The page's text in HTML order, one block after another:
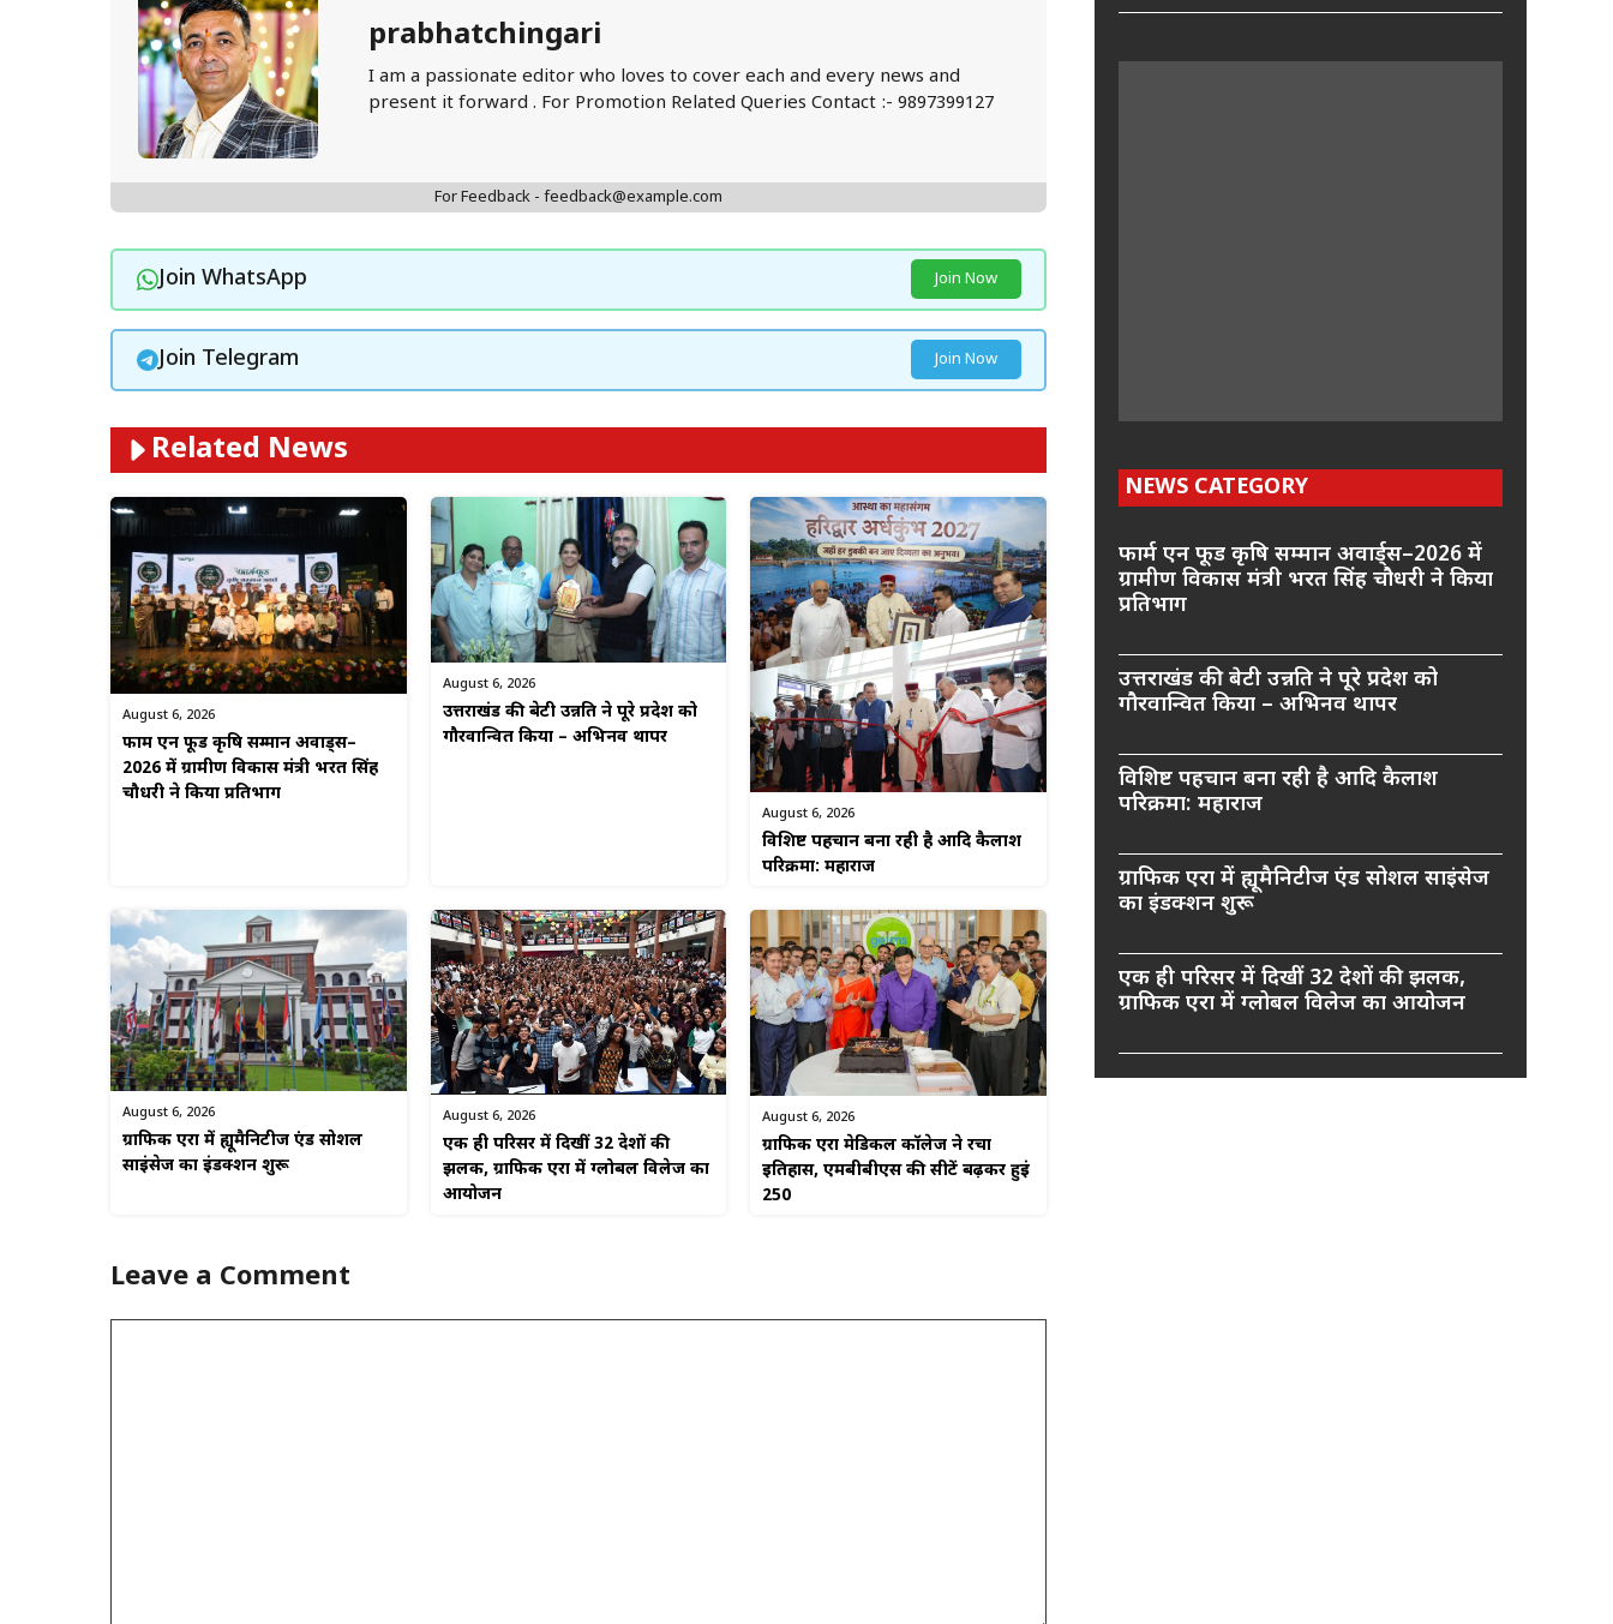
prabhatchingari
I am a passionate editor who loves to cover each and every news and
present it forward . For Promotion Related Queries Contact :- 9897399127
For Feedback - feedback@example.com
Join WhatsApp Join Now
Join Telegram Join Now
Related News
August 6, 2026
फार्म एन फूड कृषि सम्मान अवार्ड्स–
2026 में ग्रामीण विकास मंत्री भरत सिंह
चौधरी ने किया प्रतिभाग
August 6, 2026
उत्तराखंड की बेटी उन्नति ने पूरे प्रदेश को
गौरवान्वित किया – अभिनव थापर
August 6, 2026
विशिष्ट पहचान बना रही है आदि कैलाश
परिक्रमा: महाराज
August 6, 2026
ग्राफिक एरा में ह्यूमैनिटीज एंड सोशल
साइंसेज का इंडक्शन शुरू
August 6, 2026
एक ही परिसर में दिखीं 32 देशों की
झलक, ग्राफिक एरा में ग्लोबल विलेज का
आयोजन
August 6, 2026
ग्राफिक एरा मेडिकल कॉलेज ने रचा
इतिहास, एमबीबीएस की सीटें बढ़कर हुईं
250
Leave a Comment
NEWS CATEGORY
फार्म एन फूड कृषि सम्मान अवार्ड्स–2026 में
ग्रामीण विकास मंत्री भरत सिंह चौधरी ने किया
प्रतिभाग
उत्तराखंड की बेटी उन्नति ने पूरे प्रदेश को
गौरवान्वित किया – अभिनव थापर
विशिष्ट पहचान बना रही है आदि कैलाश
परिक्रमा: महाराज
ग्राफिक एरा में ह्यूमैनिटीज एंड सोशल साइंसेज
का इंडक्शन शुरू
एक ही परिसर में दिखीं 32 देशों की झलक,
ग्राफिक एरा में ग्लोबल विलेज का आयोजन